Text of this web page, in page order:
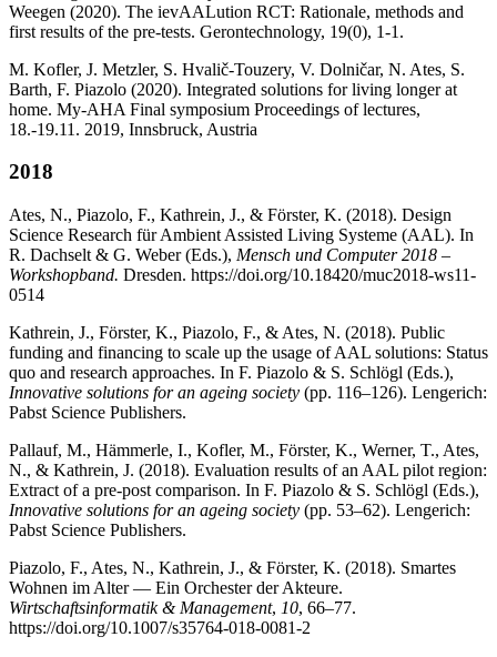
Weegen (2020). The ievAALution RCT: Rationale, methods and
first results of the pre-tests. Gerontechnology, 19(0), 1-1.
M. Kofler, J. Metzler, S. Hvalič-Touzery, V. Dolničar, N. Ates, S.
Barth, F. Piazolo (2020). Integrated solutions for living longer at
home. My-AHA Final symposium Proceedings of lectures,
18.-19.11. 2019, Innsbruck, Austria
2018
Ates, N., Piazolo, F., Kathrein, J., & Förster, K. (2018). Design
Science Research für Ambient Assisted Living Systeme (AAL). In
R. Dachselt & G. Weber (Eds.), Mensch und Computer 2018 –
Workshopband. Dresden. https://doi.org/10.18420/muc2018-ws11-
0514
Kathrein, J., Förster, K., Piazolo, F., & Ates, N. (2018). Public
funding and financing to scale up the usage of AAL solutions: Status
quo and research approaches. In F. Piazolo & S. Schlögl (Eds.),
Innovative solutions for an ageing society (pp. 116–126). Lengerich:
Pabst Science Publishers.
Pallauf, M., Hämmerle, I., Kofler, M., Förster, K., Werner, T., Ates,
N., & Kathrein, J. (2018). Evaluation results of an AAL pilot region:
Extract of a pre-post comparison. In F. Piazolo & S. Schlögl (Eds.),
Innovative solutions for an ageing society (pp. 53–62). Lengerich:
Pabst Science Publishers.
Piazolo, F., Ates, N., Kathrein, J., & Förster, K. (2018). Smartes
Wohnen im Alter — Ein Orchester der Akteure.
Wirtschaftsinformatik & Management, 10, 66–77.
https://doi.org/10.1007/s35764-018-0081-2